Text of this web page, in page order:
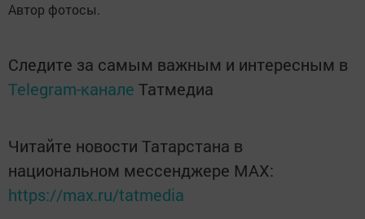
Автор фотосы.
Следите за самым важным и интересным в
Telegram-канале Татмедиа
Читайте новости Татарстана в
национальном мессенджере MАХ:
https://max.ru/tatmedia